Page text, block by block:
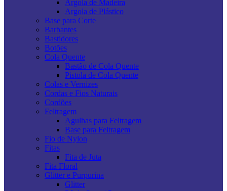
Argola de Madeira
Argola de Plástico
Base para Corte
Barbantes
Bastidores
Botões
Cola Quente
Bastão de Cola Quente
Pistola de Cola Quente
Colas e Vernizes
Cordas e Fios Naturais
Cordões
Feltragem
Agulhas para Feltragem
Base para Feltragem
Fio de Nylon
Fitas
Fita de Juta
Fita Floral
Glitter e Purpurina
Glitter